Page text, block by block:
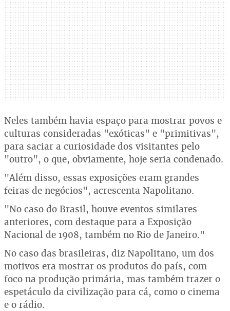
Neles também havia espaço para mostrar povos e
culturas consideradas "exóticas" e "primitivas",
para saciar a curiosidade dos visitantes pelo
"outro", o que, obviamente, hoje seria condenado.
"Além disso, essas exposições eram grandes
feiras de negócios", acrescenta Napolitano.
"No caso do Brasil, houve eventos similares
anteriores, com destaque para a Exposição
Nacional de 1908, também no Rio de Janeiro."
No caso das brasileiras, diz Napolitano, um dos
motivos era mostrar os produtos do país, com
foco na produção primária, mas também trazer o
espetáculo da civilização para cá, como o cinema
e o rádio.